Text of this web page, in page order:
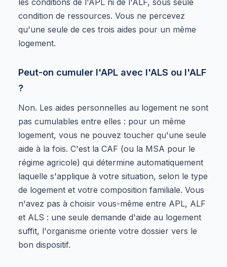
condition de ressources. Vous ne percevez
qu'une seule de ces trois aides pour un même
logement.
Peut-on cumuler l'APL avec l'ALS ou l'ALF
?
Non. Les aides personnelles au logement ne sont
pas cumulables entre elles : pour un même
logement, vous ne pouvez toucher qu'une seule
aide à la fois. C'est la CAF (ou la MSA pour le
régime agricole) qui détermine automatiquement
laquelle s'applique à votre situation, selon le type
de logement et votre composition familiale. Vous
n'avez pas à choisir vous-même entre APL, ALF
et ALS : une seule demande d'aide au logement
suffit, l'organisme oriente votre dossier vers le
bon dispositif.